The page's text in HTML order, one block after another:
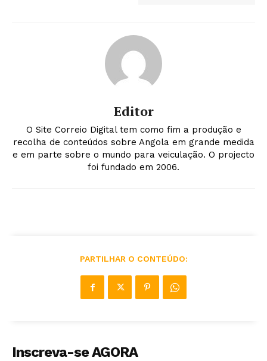
Editor
O Site Correio Digital tem como fim a produção e
recolha de conteúdos sobre Angola em grande medida
e em parte sobre o mundo para veiculação. O projecto
foi fundado em 2006.
PARTILHAR O CONTEÚDO:
Inscreva-se AGORA